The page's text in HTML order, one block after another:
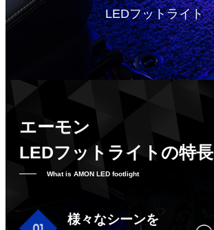
LEDフットライト
エーモン
LEDフットライトの特長
What is AMON LED footlight
様々なシーンを